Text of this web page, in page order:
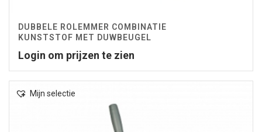
DUBBELE ROLEMMER COMBINATIE
KUNSTSTOF MET DUWBEUGEL
Login om prijzen te zien
Mijn selectie